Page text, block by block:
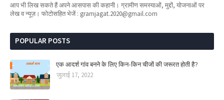
आप भी लिख सकते हैं अपने आसपास की कहानी। ग्रामीण समस्याओं, मुद्दों, योजनाओं पर
लेख व न्यूज़। फोटोसहित भेजें : gramjagat.2020@gmail.com
POPULAR POSTS
एक आदर्श गांव बनने के लिए किन-किन चीजों की जरूरत होती है?
जुलाई 17, 2022